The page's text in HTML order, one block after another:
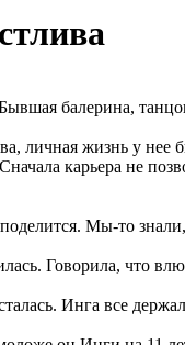
балерина,
личная жизнь у нее
карьера не
Мы-то
Говорила, что
Инга все